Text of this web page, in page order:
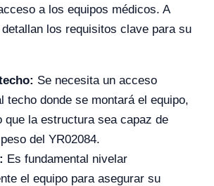
a los equipos médicos. A
los requisitos clave para su
Se necesita un acceso
techo donde se montará el equipo,
que la estructura sea capaz de
del YR02084.
Es fundamental nivelar
el equipo para asegurar su